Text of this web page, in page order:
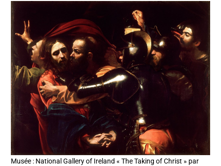
Musée : National Gallery of Ireland « The Taking of Christ » par